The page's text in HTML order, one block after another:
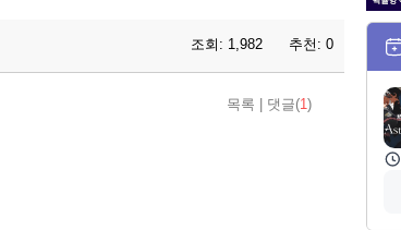
조회: 1,982 추천: 0
목록 댓글(1)